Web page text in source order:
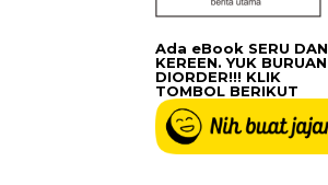
Ada eBook SERU DAN
KEREEN. YUK BURUAN
DIORDER!!! KLIK
TOMBOL BERIKUT